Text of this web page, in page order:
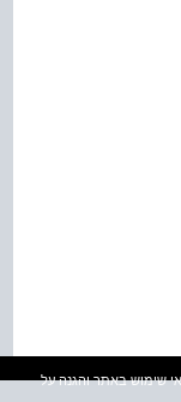
שימוש באתר והגנה על